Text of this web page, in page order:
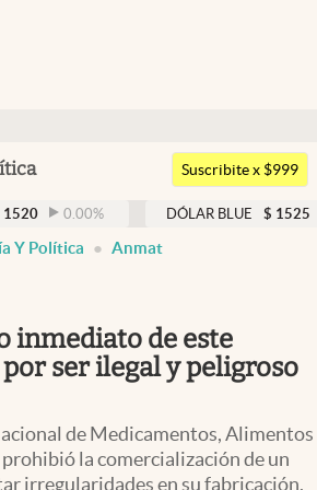
Argentina
Suscribite x $999
% DÓLAR BLUE $ 1525 -0.33%
Y Política Anmat
inmediato de este
ser ilegal y peligroso
de Medicamentos, Alimentos
la comercialización de un
irregularidades en su fabricación.